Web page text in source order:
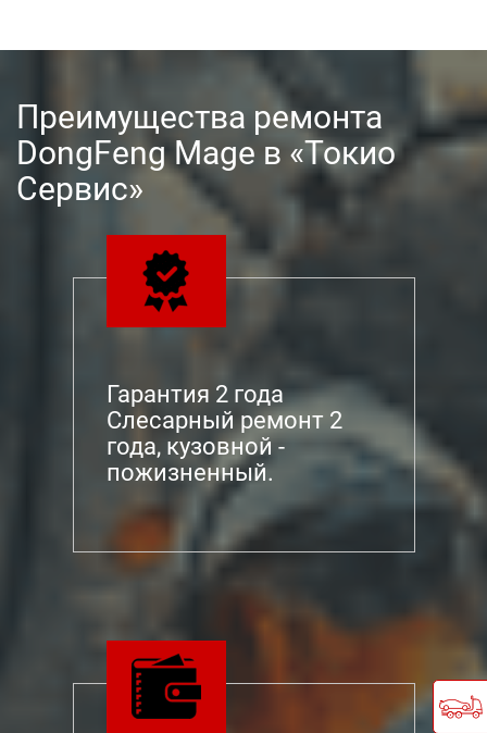
Преимущества ремонта
DongFeng Mage в «Токио
Сервис»
Гарантия 2 года
Слесарный ремонт 2
года, кузовной -
пожизненный.